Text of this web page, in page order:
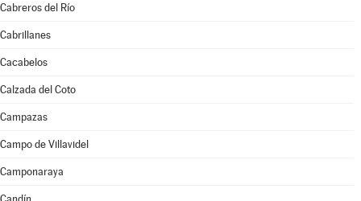
Cabreros del Río
Cabrillanes
Cacabelos
Calzada del Coto
Campazas
Campo de Villavidel
Camponaraya